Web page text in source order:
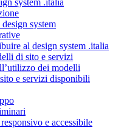
system
al design system .italia
di sito e servizi
dei modelli
e servizi disponibili
e accessibile